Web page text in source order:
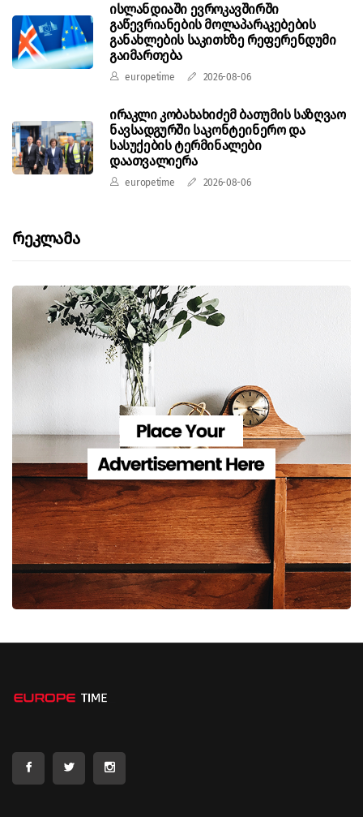
ისლანდიაში ევროკავშირში
გაწევრიანების მოლაპარაკებების
განახლების საკითხზე რეფერენდუმი
გაიმართება
europetime 2026-08-06
ირაკლი კობახახიძემ ბათუმის საზღვაო
ნავსადგურში საკონტეინერო და
სასუქების ტერმინალები
დაათვალიერა
europetime 2026-08-06
Რეკლამა